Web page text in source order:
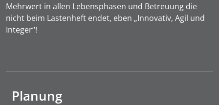
Mehrwert in allen Lebensphasen und Betreuung die
nicht beim Lastenheft endet, eben „Innovativ, Agil und
Integer“!
Planung